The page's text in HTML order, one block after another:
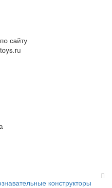
сайту
конструкторы